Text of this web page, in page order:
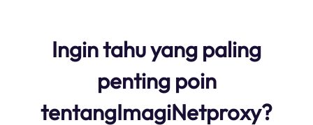
Ingin tahu yang paling
penting poin
tentangImagiNetproxy?